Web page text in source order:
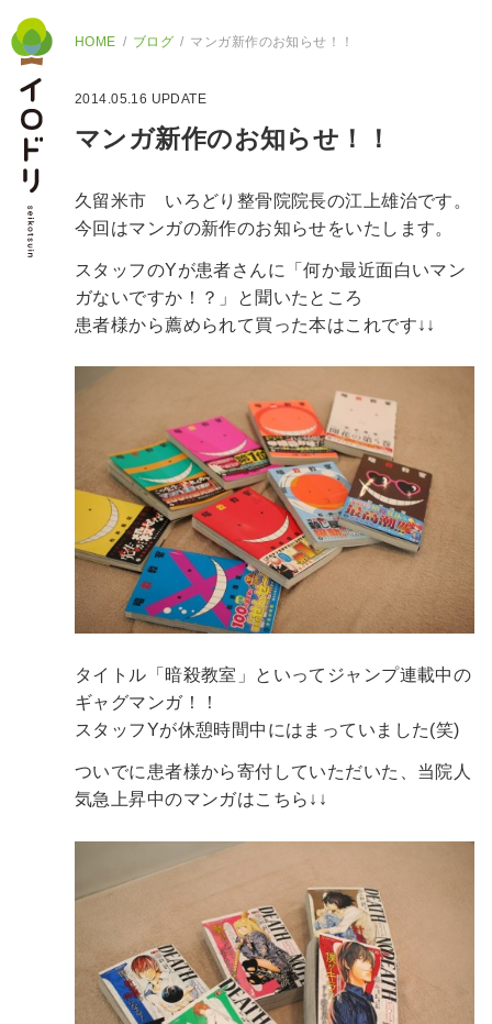
HOME ブログ マンガ新作のお知らせ！！
2014.05.16 UPDATE
マンガ新作のお知らせ！！
久留米市 いろどり整骨院院長の江上雄治です。
今回はマンガの新作のお知らせをいたします。
スタッフのYが患者さんに「何か最近面白いマン
ガないですか！？」と聞いたところ
患者様から薦められて買った本はこれです↓↓
タイトル「暗殺教室」といってジャンプ連載中の
ギャグマンガ！！
スタッフYが休憩時間中にはまっていました(笑)
ついでに患者様から寄付していただいた、当院人
気急上昇中のマンガはこちら↓↓